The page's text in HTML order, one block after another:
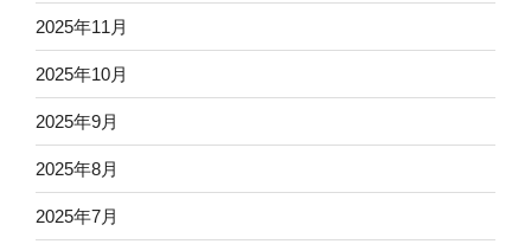
2025年11月
2025年10月
2025年9月
2025年8月
2025年7月